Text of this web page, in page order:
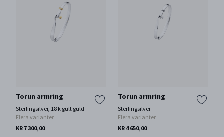
Torun armring
Sterlingsilver, 18 k gult guld
Flera varianter
KR 7 300,00
Torun armring
Sterlingsilver
Flera varianter
KR 4 650,00